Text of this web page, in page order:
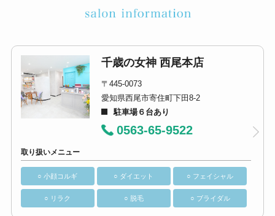
千歳の女神 西尾本店
〒445-0073
愛知県西尾市寄住町下田8-2
駐車場６台あり
0563-65-9522
取り扱いメニュー
○ 小顔コルギ ○ ダイエット ○ フェイシャル
○ リラク ○ 脱毛 ○ ブライダル